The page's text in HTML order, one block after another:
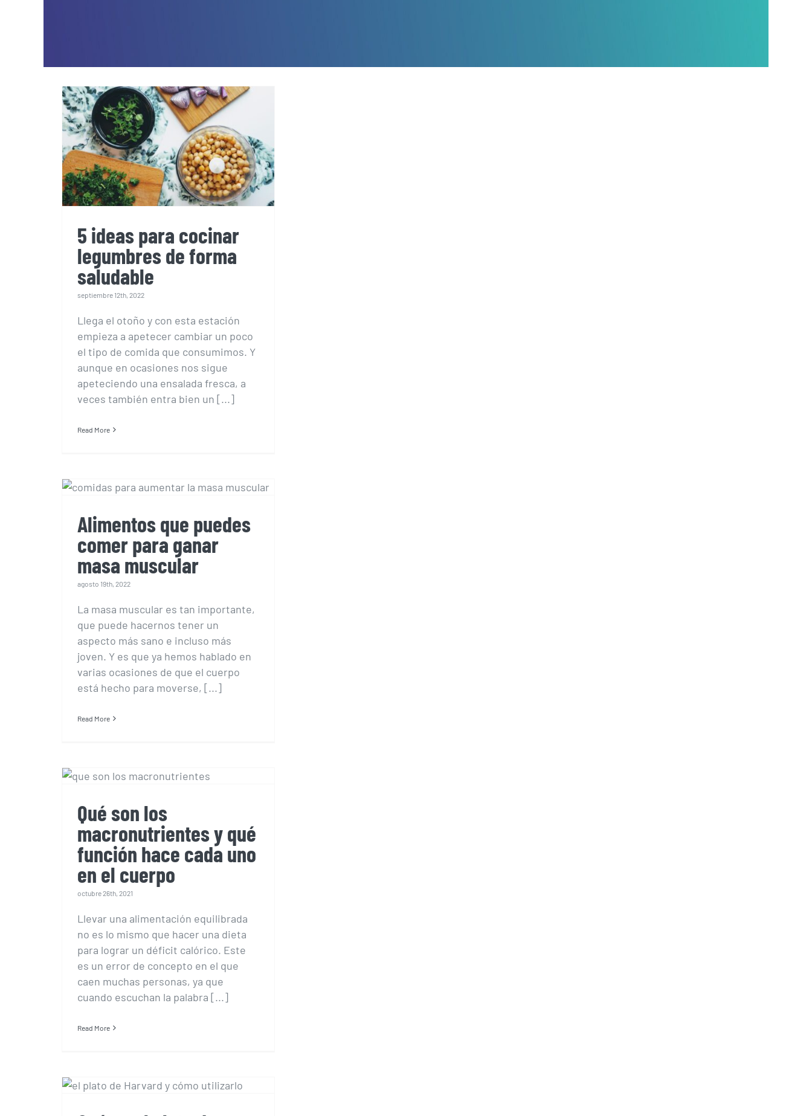
5 ideas para cocinar
legumbres de forma
saludable
5 ideas para cocinar
legumbres de forma
saludable
septiembre 12th, 2022
Llega el otoño y con esta estación
empieza a apetecer cambiar un poco
el tipo de comida que consumimos. Y
aunque en ocasiones nos sigue
apeteciendo una ensalada fresca, a
veces también entra bien un [...]
Read More
comer para ganar
Alimentos que puedes
comer para ganar
masa muscular
agosto 19th, 2022
La masa muscular es tan importante,
que puede hacernos tener un
aspecto más sano e incluso más
joven. Y es que ya hemos hablado en
varias ocasiones de que el cuerpo
está hecho para moverse, [...]
Read More
macronutrientes y qué
en el cuerpo
Qué son los
macronutrientes y qué
función hace cada uno
en el cuerpo
octubre 26th, 2021
Llevar una alimentación equilibrada
no es lo mismo que hacer una dieta
para lograr un déficit calórico. Este
es un error de concepto en el que
caen muchas personas, ya que
cuando escuchan la palabra [...]
Read More
Harvard y cómo
utilizarlo para una